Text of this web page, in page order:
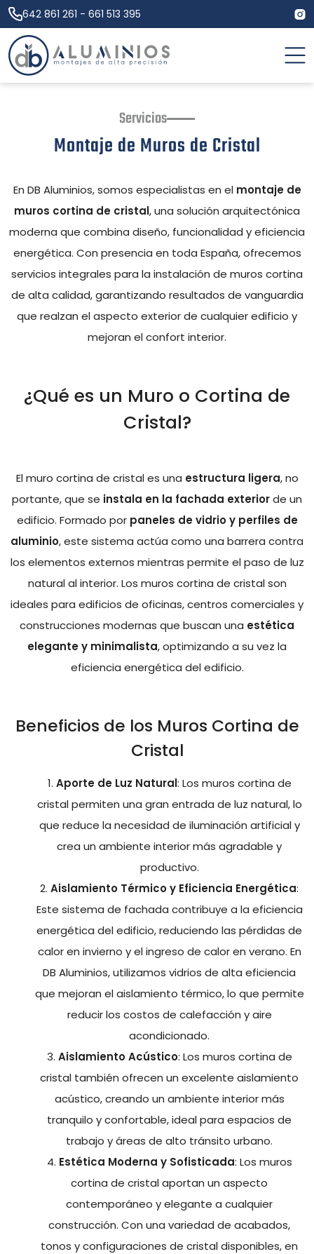
642 861 261 - 661 513 395
Servicios
Montaje de Muros de Cristal
En DB Aluminios, somos especialistas en el montaje de
muros cortina de cristal, una solución arquitectónica
moderna que combina diseño, funcionalidad y eficiencia
energética. Con presencia en toda España, ofrecemos
servicios integrales para la instalación de muros cortina
de alta calidad, garantizando resultados de vanguardia
que realzan el aspecto exterior de cualquier edificio y
mejoran el confort interior.
¿Qué es un Muro o Cortina de
Cristal?
El muro cortina de cristal es una estructura ligera, no
portante, que se instala en la fachada exteriorde un
edificio. Formado por paneles de vidrio y perfiles de
aluminio, este sistema actúa como una barrera contra
los elementos externos mientras permite el paso de luz
natural al interior. Los muros cortina de cristal son
ideales para edificios de oficinas, centros comerciales y
construcciones modernas que buscan una estética
elegante y minimalista, optimizando a su vez la
eficiencia energética del edificio.
Beneficios de los Muros Cortina de
Cristal
Aporte de Luz Natural: Los muros cortina de
cristal permiten una gran entrada de luz natural, lo
que reduce la necesidad de iluminación artificial y
crea un ambiente interior más agradable y
productivo.
Aislamiento Térmico y Eficiencia Energética:
Este sistema de fachada contribuye a la eficiencia
energética del edificio, reduciendo las pérdidas de
calor en invierno y el ingreso de calor en verano. En
DB Aluminios, utilizamos vidrios de alta eficiencia
que mejoran el aislamiento térmico, lo que permite
reducir los costos de calefacción y aire
acondicionado.
Aislamiento Acústico: Los muros cortina de
cristal también ofrecen un excelente aislamiento
acústico, creando un ambiente interior más
tranquilo y confortable, ideal para espacios de
trabajo y áreas de alto tránsito urbano.
Estética Moderna y Sofisticada: Los muros
cortina de cristal aportan un aspecto
contemporáneo y elegante a cualquier
construcción. Con una variedad de acabados,
tonos y configuraciones de cristal disponibles, en